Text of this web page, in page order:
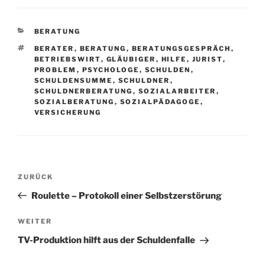
K
T
E
G
O
R
I
E
BERATUNG
S
C
H
L
A
G
W
BERATER , BERATUNG , BERATUNGSGESPRÄCH ,
BETRIEBSWIRT, GLÄUBIGER , HILFE , JURIST,
PROBLEM , PSYCHOLOGE , SCHULDEN ,
SCHULDENSUMME , SCHULDNER ,
SCHULDNERBERATUNG , SOZIALARBEITER ,
SOZIALBERATUNG , SOZIALPÄDAGOGE ,
VERSICHERUNG
t
r
V
o
h
e
ZURÜCK
Roulette – Protokoll einer Selbstzerstörung
N
ä
WEITER
TV-Produktion hilft aus der Schuldenfalle